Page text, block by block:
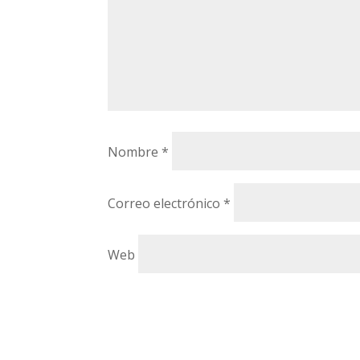
Nombre*
Correo electrónico*
Web